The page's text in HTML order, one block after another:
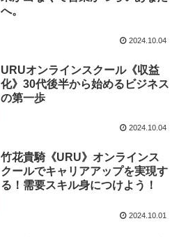
へ。
2024.10.04
URUオンラインスクール《収益
化》30代後半から始めるビジネス
の第一歩
2024.10.04
竹花貴騎《URU》オンラインス
クールでキャリアアップを実現す
る！需要スキル身につけよう！
2024.10.01